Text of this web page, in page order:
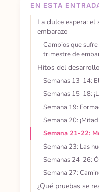
EN ESTA
La dulce espera:
embarazo
Cambios que
trimestre de
Hitos del
Semanas 13-14:
Semanas 15-18:
Semana 19:
Semana 20:
Semana 21-22:
Semana 23: Las
Semanas 24-26:
Semana 27:
¿Qué pruebas se